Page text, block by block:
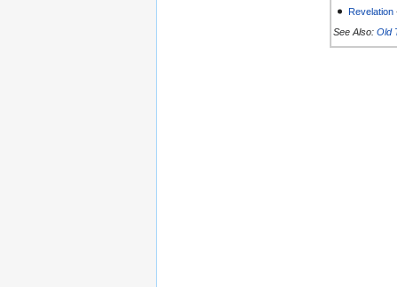
Revelation
See Also: Old